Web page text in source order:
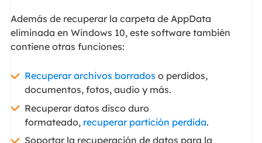
Además de recuperar la carpeta de AppData
eliminada en Windows 10, este software también
contiene otras funciones:
Recuperar archivos borrados o perdidos,
documentos, fotos, audio y más.
Recuperar datos disco duro
formateado, recuperar partición perdida.
Soportar la recuperación de datos para la